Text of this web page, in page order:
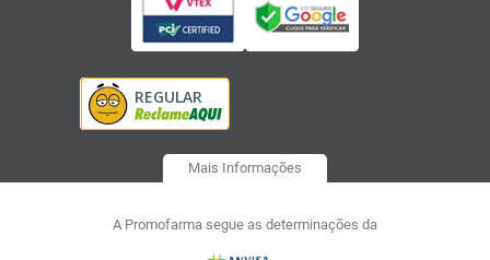
Mais Informações
A Promofarma segue as determinações da